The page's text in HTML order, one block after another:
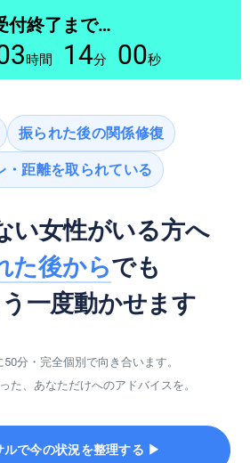
付終了まで…
時間 14分 00秒
振られた後の関係修復
・距離を取られている
い女性がいる方へ
た後からでも
一度動かせます
分・完全個別で向き合います。
た、あなただけへのアドバイスを。
ルで今の状況を整理する ▶︎